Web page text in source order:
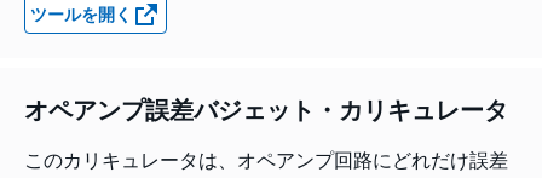
ツールを開く
オペアンプ誤差バジェット・カリキュレータ
このカリキュレータは、オペアンプ回路にどれだけ誤差